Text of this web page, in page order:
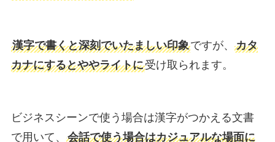
漢字で書くと深刻でいたましい印象ですが、 カタ
カナにするとややライトに受け取られます。
ビジネスシーンで使う場合は漢字がつかえる文書
で用いて、 会話で使う場合はカジュアルな場面に